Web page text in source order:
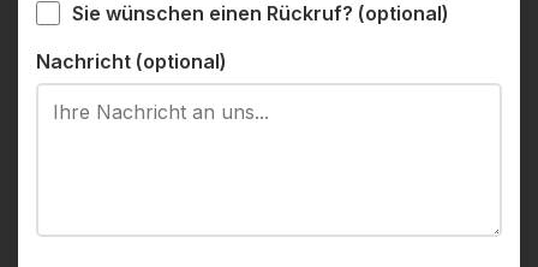
Sie wünschen einen Rückruf? (optional)
Nachricht (optional)